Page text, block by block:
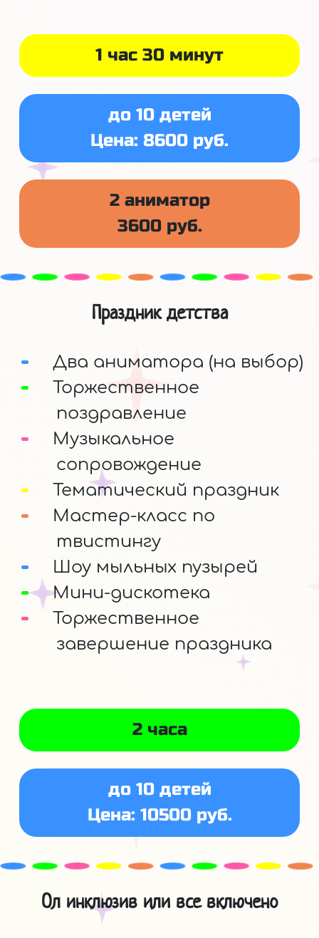
1 час 30 минут
до 10 детей
Цена: 8600 руб.
2 аниматор
3600 руб.
Праздник детства
Два аниматора (на выбор)
Торжественное
поздравление
Музыкальное
сопровождение
Тематический праздник
Мастер-класс по
твистингу
Шоу мыльных пузырей
Мини-дискотека
Торжественное
завершение праздника
2 часа
до 10 детей
Цена: 10500 руб.
Ол инклюзив или все включено